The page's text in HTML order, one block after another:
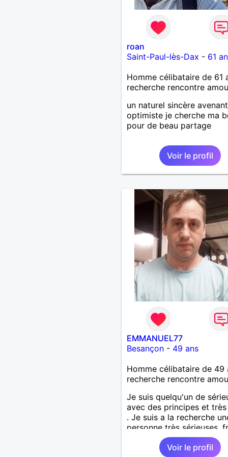
roan
Saint-Paul-lès-Dax - 61
Homme célibataire de 61
recherche rencontre
un naturel sincère
optimiste je cherche ma
pour de beau partage
Voir le profil
EMMANUEL77
Besançon- 49 ans
Homme célibataire de 49
recherche rencontre
Je suis quelqu'un de
avec des principes et
. Je suis a la recherche
personne très sérieuses
et honnête les critères les
importants, voir accepter
Voir le profil